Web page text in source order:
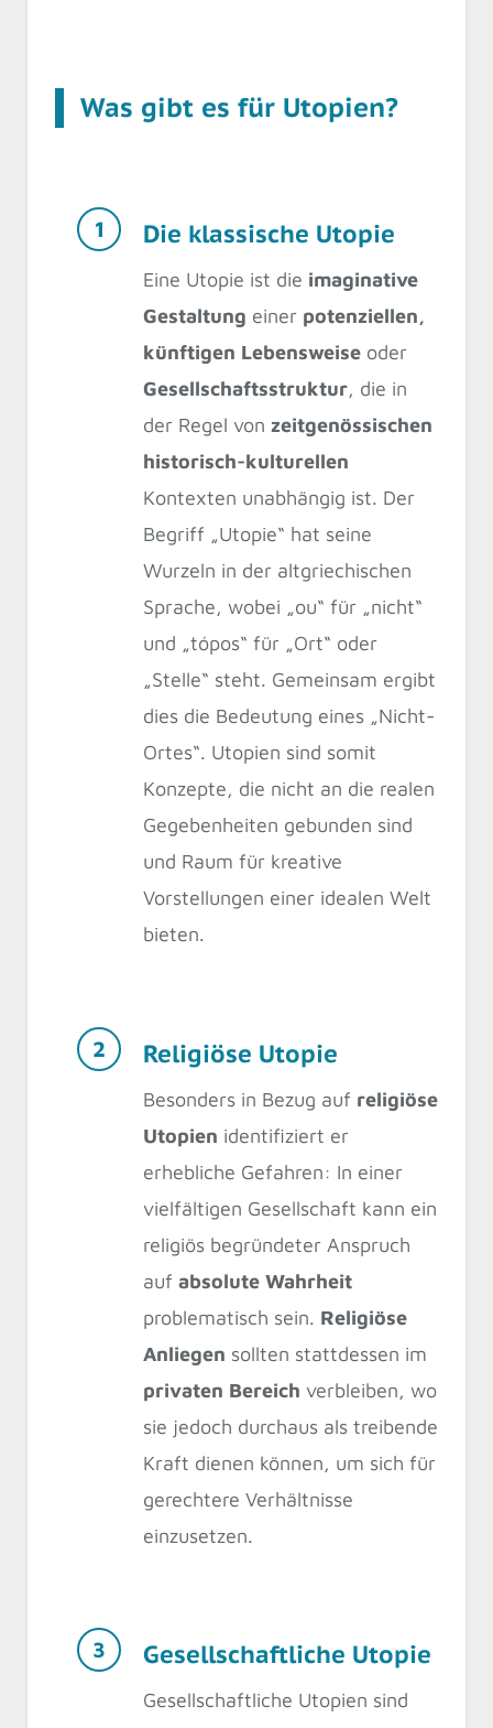
Was gibt es für Utopien?
Die klassische Utopie
Eine Utopie ist die imaginative
Gestaltung einer potenziellen,
künftigen Lebensweise oder
Gesellschaftsstruktur, die in
der Regel von zeitgenössischen
historisch-kulturellen
Kontexten unabhängig ist. Der
Begriff „Utopie“ hat seine
Wurzeln in der altgriechischen
Sprache, wobei „ou“ für „nicht“
und „tópos“ für „Ort“ oder
„Stelle“ steht. Gemeinsam ergibt
dies die Bedeutung eines „Nicht-
Ortes“. Utopien sind somit
Konzepte, die nicht an die realen
Gegebenheiten gebunden sind
und Raum für kreative
Vorstellungen einer idealen Welt
bieten.
Religiöse Utopie
Besonders in Bezug auf religiöse
Utopien identifiziert er
erhebliche Gefahren: In einer
vielfältigen Gesellschaft kann ein
religiös begründeter Anspruch
auf absolute Wahrheit
problematisch sein. Religiöse
Anliegen sollten stattdessen im
privaten Bereich verbleiben, wo
sie jedoch durchaus als treibende
Kraft dienen können, um sich für
gerechtere Verhältnisse
einzusetzen.
Gesellschaftliche Utopie
Gesellschaftliche Utopien sind